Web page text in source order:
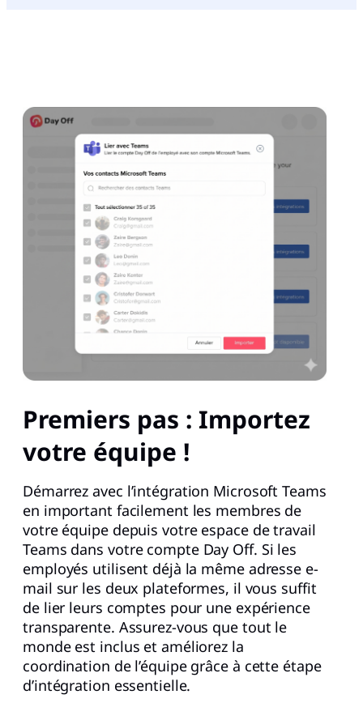
Premiers pas : Importez
votre équipe !
Démarrez avec l’intégration Microsoft Teams
en important facilement les membres de
votre équipe depuis votre espace de travail
Teams dans votre compte Day Off. Si les
employés utilisent déjà la même adresse e-
mail sur les deux plateformes, il vous suffit
de lier leurs comptes pour une expérience
transparente. Assurez-vous que tout le
monde est inclus et améliorez la
coordination de l’équipe grâce à cette étape
d’intégration essentielle.